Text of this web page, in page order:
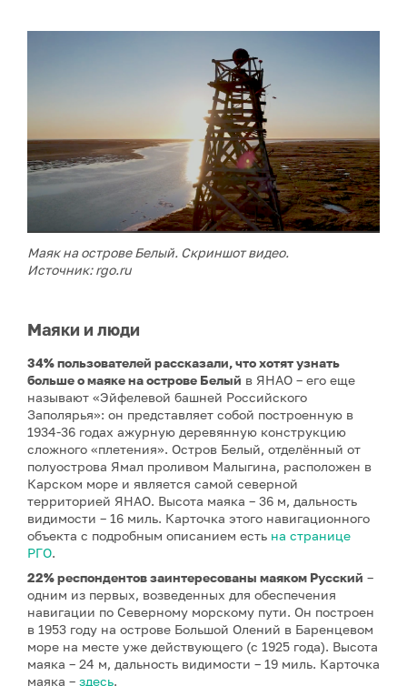
Маяк на острове Белый. Скриншот видео.
Источник: rgo.ru
Маяки и люди
34% пользователей рассказали, что хотят узнать
больше о маяке на острове Белый в ЯНАО – его еще
называют «Эйфелевой башней Российского
Заполярья»: он представляет собой построенную в
1934-36 годах ажурную деревянную конструкцию
сложного «плетения». Остров Белый, отделённый от
полуострова Ямал проливом Малыгина, расположен в
Карском море и является самой северной
территорией ЯНАО. Высота маяка – 36 м, дальность
видимости – 16 миль. Карточка этого навигационного
объекта с подробным описанием есть на странице
РГО.
22% респондентов заинтересованы маяком Русский –
одним из первых, возведенных для обеспечения
навигации по Северному морскому пути. Он построен
в 1953 году на острове Большой Олений в Баренцевом
море на месте уже действующего (с 1925 года). Высота
маяка – 24 м, дальность видимости – 19 миль. Карточка
маяка – здесь.